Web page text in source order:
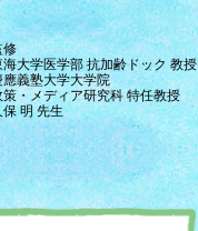
修
海大学医学部 抗加齢ドック 教授
應義塾大学大学院
策・メディア研究科 特任教授
保 明 先生